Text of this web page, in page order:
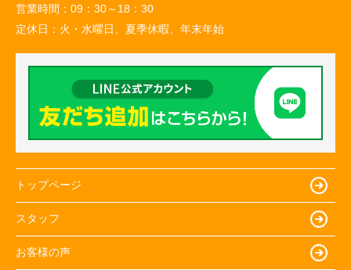
営業時間： 09：30～18：30
定休日： 火・水曜日、夏季休暇、年末年始
トップページ
スタッフ
お客様の声